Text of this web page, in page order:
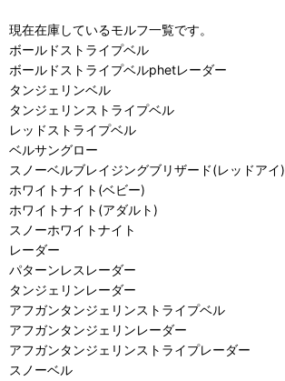
現在在庫しているモルフ一覧です。
ボールドストライプベル
ボールドストライプベルphetレーダー
タンジェリンベル
タンジェリンストライプベル
レッドストライプベル
ベルサングロー
スノーベルブレイジングブリザード(レッドアイ)
ホワイトナイト(ベビー)
ホワイトナイト(アダルト)
スノーホワイトナイト
レーダー
パターンレスレーダー
タンジェリンレーダー
アフガンタンジェリンストライプベル
アフガンタンジェリンレーダー
アフガンタンジェリンストライプレーダー
スノーベル